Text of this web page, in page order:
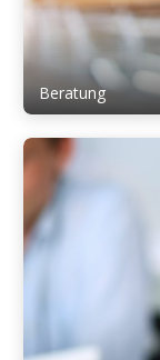
Beratung